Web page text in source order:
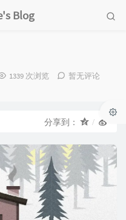
Blog
1339 次浏览
暂无评论
分享到：